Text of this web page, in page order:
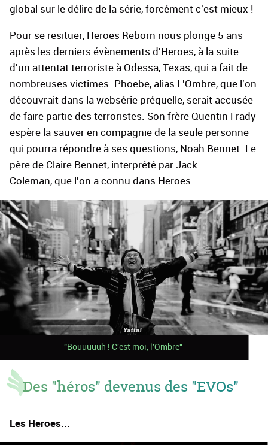
global sur le délire de la série, forcément c'est mieux !
Pour se resituer, Heroes Reborn nous plonge 5 ans
après les derniers évènements d'Heroes, à la suite
d'un attentat terroriste à Odessa, Texas, qui a fait de
nombreuses victimes. Phoebe, alias L'Ombre, que l'on
découvrait dans la websérie préquelle, serait accusée
de faire partie des terroristes. Son frère Quentin Frady
espère la sauver en compagnie de la seule personne
qui pourra répondre à ses questions, Noah Bennet. Le
père de Claire Bennet, interprété par Jack
Coleman, que l'on a connu dans Heroes.
"Bouuuuuh ! C'est moi, l'Ombre"
Des "héros" devenus des "EVOs"
Les Heroes...